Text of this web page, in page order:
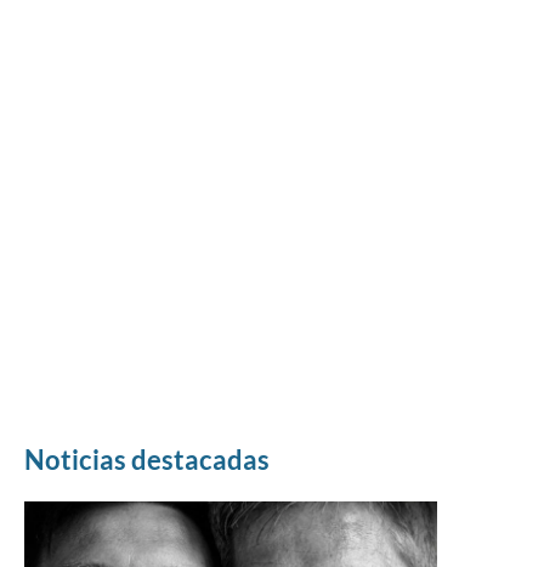
Noticias destacadas